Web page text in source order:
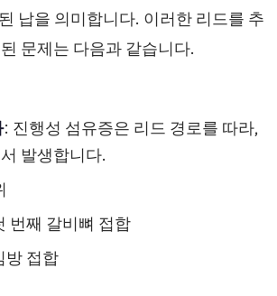
납을 의미합니다. 이러한 리드를 추
문제는 다음과 같습니다.
: 진행성 섬유증은 리드 경로를 따라,
발생합니다.
번째 갈비뼈 접합
방 접합